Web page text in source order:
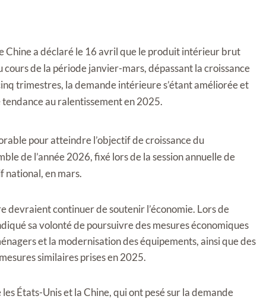
Chine a déclaré le 16 avril que le produit intérieur brut
cours de la période janvier-mars, dépassant la croissance
trimestres, la demande intérieure s’étant améliorée et
au ralentissement en 2025.
pour atteindre l’objectif de croissance du
de l’année 2026, fixé lors de la session annuelle de
national, en mars.
devraient continuer de soutenir l’économie. Lors de
sa volonté de poursuivre des mesures économiques
et la modernisation des équipements, ainsi que des
similaires prises en 2025.
États-Unis et la Chine, qui ont pesé sur la demande